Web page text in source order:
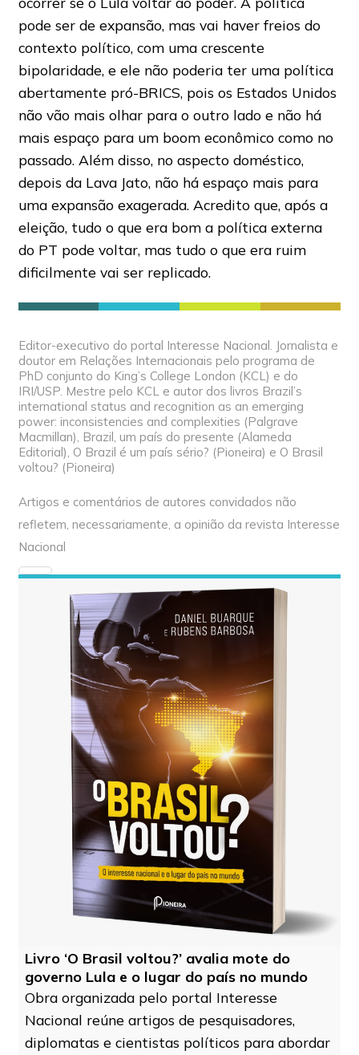
pode ser de expansão, mas vai haver freios do
contexto político, com uma crescente
bipolaridade, e ele não poderia ter uma política
abertamente pró-BRICS, pois os Estados Unidos
não vão mais olhar para o outro lado e não há
mais espaço para um boom econômico como no
passado. Além disso, no aspecto doméstico,
depois da Lava Jato, não há espaço mais para
uma expansão exagerada. Acredito que, após a
eleição, tudo o que era bom a política externa
do PT pode voltar, mas tudo o que era ruim
dificilmente vai ser replicado.
Editor-executivo do portal Interesse Nacional. Jornalista e
doutor em Relações Internacionais pelo programa de
PhD conjunto do King’s College London (KCL) e do
IRI/USP. Mestre pelo KCL e autor dos livros Brazil’s
international status and recognition as an emerging
power: inconsistencies and complexities (Palgrave
Macmillan), Brazil, um país do presente (Alameda
Editorial), O Brazil é um país sério? (Pioneira) e O Brasil
voltou? (Pioneira)
Artigos e comentários de autores convidados não
refletem, necessariamente, a opinião da revista Interesse
Nacional
Livro ‘O Brasil voltou?’ avalia mote do
governo Lula e o lugar do país no mundo
Obra organizada pelo portal Interesse
Nacional reúne artigos de pesquisadores,
diplomatas e cientistas políticos para abordar